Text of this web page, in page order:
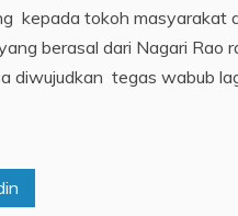
kepada tokoh masyarakat
berasal dari Nagari Rao
diwujudkan tegas wabub